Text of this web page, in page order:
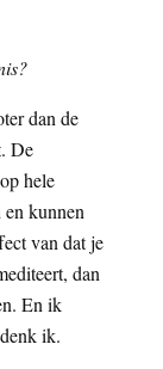
dan de
De
hele
kunnen
van dat je
dan
En ik
ik.